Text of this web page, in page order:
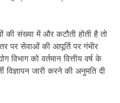
की संख्या में और कटौती होती है तो
पर सेवाओं की आपूर्ति पर गंभीर
विभाग को वर्तमान वित्तीय वर्ष के
विज्ञापन जारी करने की अनुमति दी